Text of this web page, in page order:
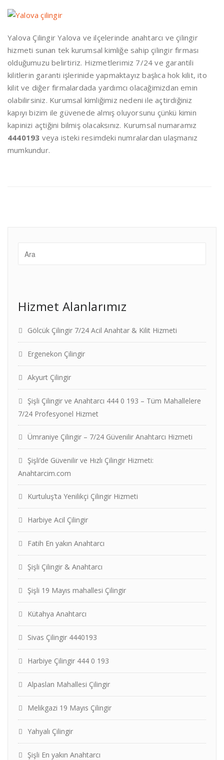
Yalova Çilingir Yalova ve ilçelerinde anahtarcı ve çilingir
hizmeti sunan tek kurumsal kimliğe sahip çilingir firması
olduğumuzu belirtiriz. Hizmetlerimiz 7/24 ve garantili
kilitlerin garanti işlerinide yapmaktayız başlıca hok kilit, ito
kilit ve diğer firmalardada yardımcı olacağimizdan emin
olabilirsiniz. Kurumsal kimliğimiz nedeni ile açtirdiğiniz
kapıyı bizim ile güvenede almış oluyorsunu çünkü kimin
kapinizi açtiğini bilmiş olacaksınız. Kurumsal numaramız
4440193 veya isteki resimdeki numralardan ulaşmanız
mumkundur.
Hizmet Alanlarımız
Gölcük Çilingir 7/24 Acil Anahtar & Kilit Hizmeti
Ergenekon Çilingir
Akyurt Çilingir
Şişli Çilingir ve Anahtarcı 444 0 193 – Tüm Mahallelere
7/24 Profesyonel Hizmet
Ümraniye Çilingir – 7/24 Güvenilir Anahtarcı Hizmeti
Şişli’de Güvenilir ve Hızlı Çilingir Hizmeti:
Anahtarcim.com
Kurtuluş’ta Yenilikçi Çilingir Hizmeti
Harbiye Acil Çilingir
Fatih En yakın Anahtarcı
Şişli Çilingir & Anahtarcı
Şişli 19 Mayıs mahallesi Çilingir
Kütahya Anahtarcı
Sivas Çilingir 4440193
Harbiye Çilingir 444 0 193
Alpaslan Mahallesi Çilingir
Melikgazi 19 Mayıs Çilingir
Yahyalı Çilingir
Şişli En yakın Anahtarcı